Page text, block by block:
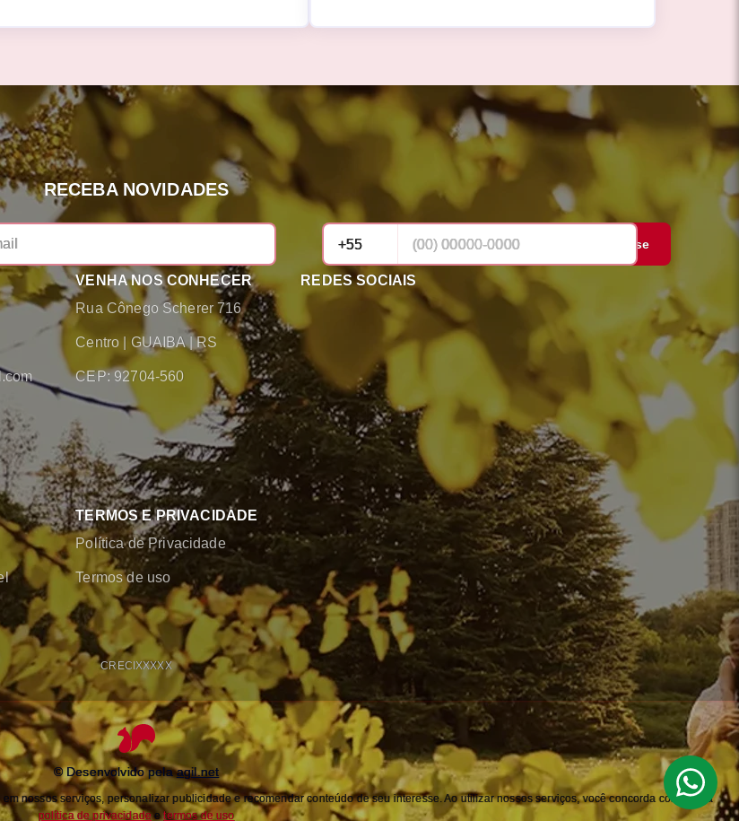
RECEBA NOVIDADES
Cadastrar-se
VENHA NOS CONHECER
Rua Cônego Scherer 716
Centro GUAIBA |RS
CEP: 92704-560
REDES SOCIAIS
TERMOS E PRIVACIDADE
Política de Privacidade
Termos de uso
CRECI XXXXX
© Desenvolvido pelaagil.net
nossos serviços, personalizar publicidade e recomendar conteúdo de seu interesse. Ao utilizar nossos serviços, você concorda com nossa
política de privacidadeetermos de uso